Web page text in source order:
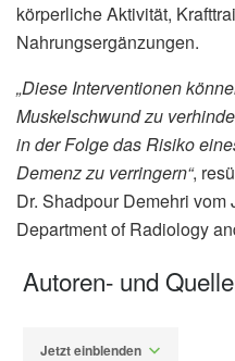
körperliche Aktivität,
Nahrungsergänzungen.
„Diese Interventionen
Muskelschwund zu
in der Folge das Risiko
Demenz zu verringern“,
Dr. Shadpour Demehri
Department of Radiology
Autoren- und
Jetzt einblenden